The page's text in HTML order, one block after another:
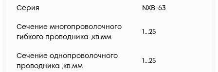
Серия NXB-63
Сечение многопроволочного
гибкого проводника ,кв.мм
1...25
Сечение однопроволочного
проводника ,кв.мм
1...25